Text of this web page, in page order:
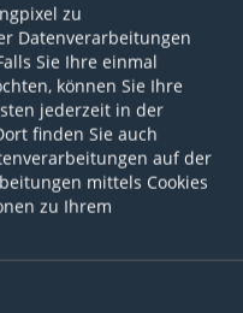
anmelden
zu
Datenverarbeitungen
Sie Ihre einmal
können Sie Ihre
jederzeit in der
finden Sie auch
auf der
mittels Cookies
zu Ihrem